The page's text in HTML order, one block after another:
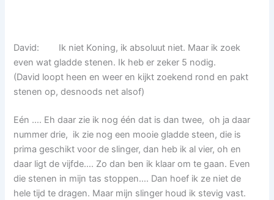
David: Ik niet Koning, ik absoluut niet. Maar ik zoek
even wat gladde stenen. Ik heb er zeker 5 nodig.
(David loopt heen en weer en kijkt zoekend rond en pakt
stenen op, desnoods net alsof)
Eén …. Eh daar zie ik nog één dat is dan twee, oh ja daar
nummer drie, ik zie nog een mooie gladde steen, die is
prima geschikt voor de slinger, dan heb ik al vier, oh en
daar ligt de vijfde…. Zo dan ben ik klaar om te gaan. Even
die stenen in mijn tas stoppen…. Dan hoef ik ze niet de
hele tijd te dragen. Maar mijn slinger houd ik stevig vast.